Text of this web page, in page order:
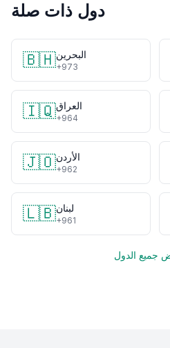
دول ذات صلة
🇧🇭البحرين
+973
🇮🇶العراق
+964
🇯🇴الأردن
+962
🇱🇧لبنان
+961